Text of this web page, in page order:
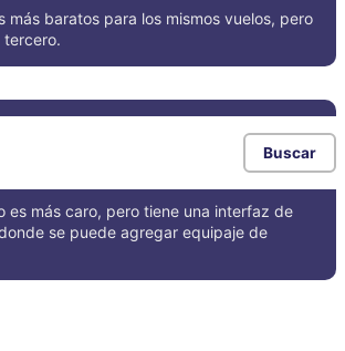
más baratos para los mismos vuelos, pero
tercero.
Buscar
es más caro, pero tiene una interfaz de
se puede agregar equipaje de